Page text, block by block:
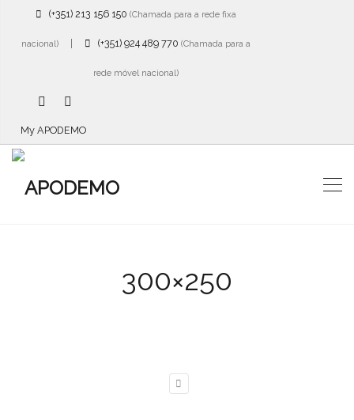
(+351) 213 156 150 (Chamada para a rede fixa
nacional)| (+351) 924 489 770 (Chamada para a
rede móvel nacional)
My APODEMO
300×250